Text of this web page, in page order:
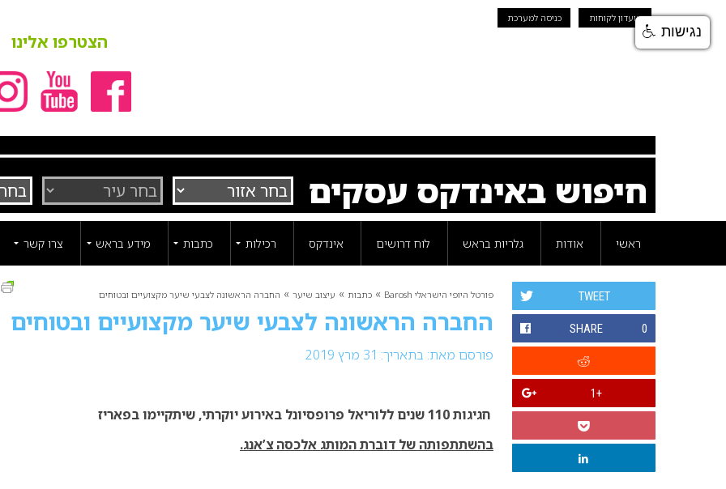
מועדון לקוחות כניסה למערכת
הצטרפו אלינו
חיפוש באינדקס עסקים
ראשי אודות גלריות בראש לוח דרושים אינדקס רכילות כתבות מידע בראש צרו קשר
פורטל היופי הישראלי Barosh » כתבות » עיצוב שיער » החברה הראשונה לצבעי שיער מקצועיים ובטוחים
החברה הראשונה לצבעי שיער מקצועיים ובטוחים
פורסם מאת: בתאריך: 31 מרץ 2019
TWEET
SHARE 0
+1
חגיגות 110 שנים ללוריאל פרופסיונל באירוע יוקרתי, שיתקיימו בפאריז
בהשתתפותה של דוברת המותג אלכסה צ’אנג.
נגישות